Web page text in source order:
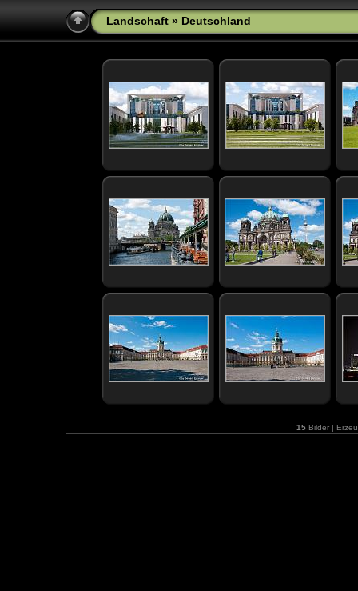
Landschaft » Deutschland
15 Bilder |